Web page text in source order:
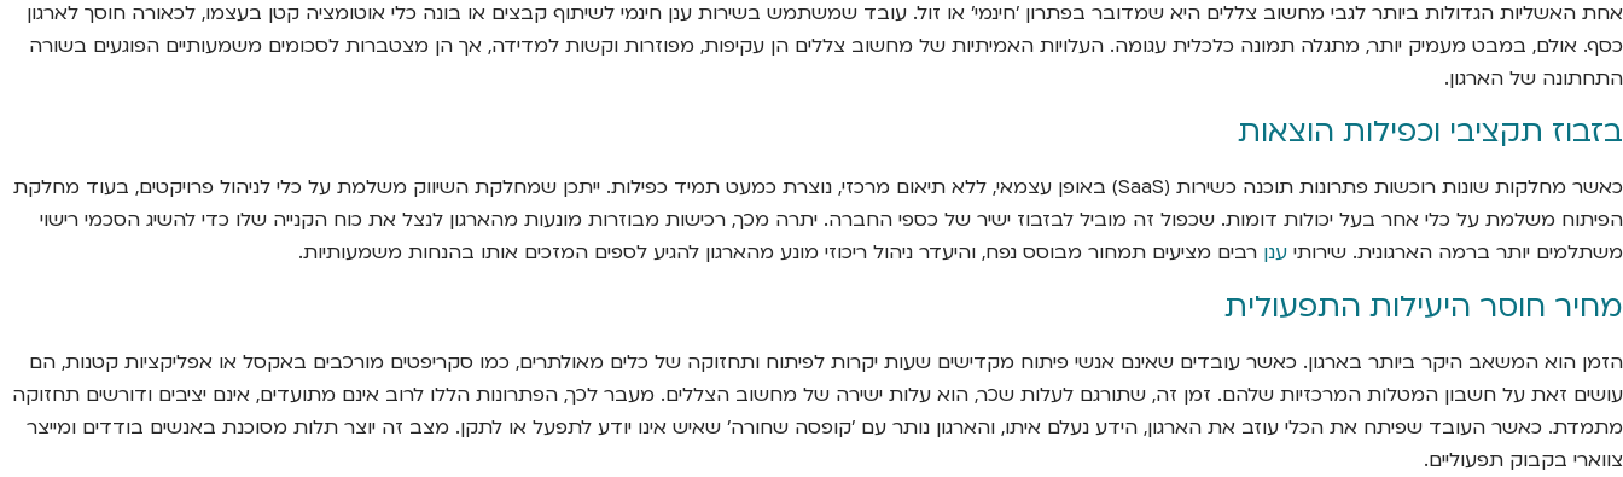
אחת האשליות הגדולות ביותר לגבי מחשוב צללים היא שמדובר בפתרון 'חינמי' או זול. עובד שמשתמש בשירות ענן חינמי לשיתוף קבצים או בונה כלי אוטומציה קטן בעצמו, לכאורה חוסך לארגון
כסף. אולם, במבט מעמיק יותר, מתגלה תמונה כלכלית עגומה. העלויות האמיתיות של מחשוב צללים הן עקיפות, מפוזרות וקשות למדידה, אך הן מצטברות לסכומים משמעותיים הפוגעים בשורה
התחתונה של הארגון.
בזבוז תקציבי וכפילות הוצאות
כאשר מחלקות שונות רוכשות פתרונות תוכנה כשירות (SaaS) באופן עצמאי, ללא תיאום מרכזי, נוצרת כמעט תמיד כפילות. ייתכן שמחלקת השיווק משלמת על כלי לניהול פרויקטים, בעוד מחלקת
הפיתוח משלמת על כלי אחר בעל יכולות דומות. שכפול זה מוביל לבזבוז ישיר של כספי החברה. יתרה מכך, רכישות מבוזרות מונעות מהארגון לנצל את כוח הקנייה שלו כדי להשיג הסכמי רישוי
משתלמים יותר ברמה הארגונית. שירותי ענן רבים מציעים תמחור מבוסס נפח, והיעדר ניהול ריכוזי מונע מהארגון להגיע לספים המזכים אותו בהנחות משמעותיות.
מחיר חוסר היעילות התפעולית
הזמן הוא המשאב היקר ביותר בארגון. כאשר עובדים שאינם אנשי פיתוח מקדישים שעות יקרות לפיתוח ותחזוקה של כלים מאולתרים, כמו סקריפטים מורכבים באקסל או אפליקציות קטנות, הם
עושים זאת על חשבון המטלות המרכזיות שלהם. זמן זה, שתורגם לעלות שכר, הוא עלות ישירה של מחשוב הצללים. מעבר לכך, הפתרונות הללו לרוב אינם מתועדים, אינם יציבים ודורשים תחזוקה
מתמדת. כאשר העובד שפיתח את הכלי עוזב את הארגון, הידע נעלם איתו, והארגון נותר עם 'קופסה שחורה' שאיש אינו יודע לתפעל או לתקן. מצב זה יוצר תלות מסוכנת באנשים בודדים ומייצר
צווארי בקבוק תפעוליים.